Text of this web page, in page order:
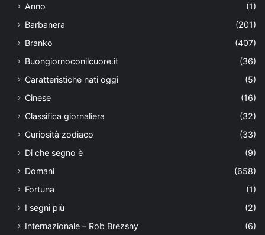
Anno
(1)
Barbanera
(201)
Branko
(407)
Buongiornoconilcuore.it
(36)
Caratteristiche nati oggi
(5)
Cinese
(16)
Classifica giornaliera
(32)
Curiosità zodiaco
(33)
Di che segno è
(9)
Domani
(658)
Fortuna
(1)
I segni più
(2)
Internazionale – Rob Brezsny
(6)